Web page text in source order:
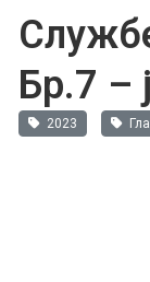
Бр.7 –
2023